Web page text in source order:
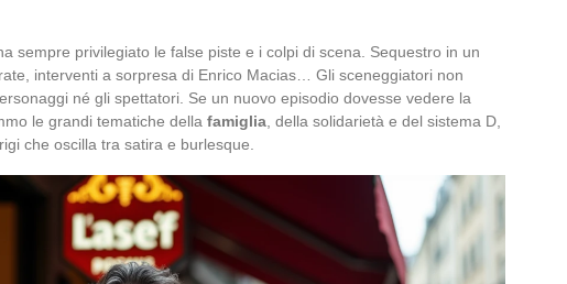
sempre privilegiato le false piste e i colpi di scena. Sequestro in un
interventi a sorpresa di Enrico Macias… Gli sceneggiatori non
né gli spettatori. Se un nuovo episodio dovesse vedere la
le grandi tematiche della famiglia , della solidarietà e del sistema D,
che oscilla tra satira e burlesque.